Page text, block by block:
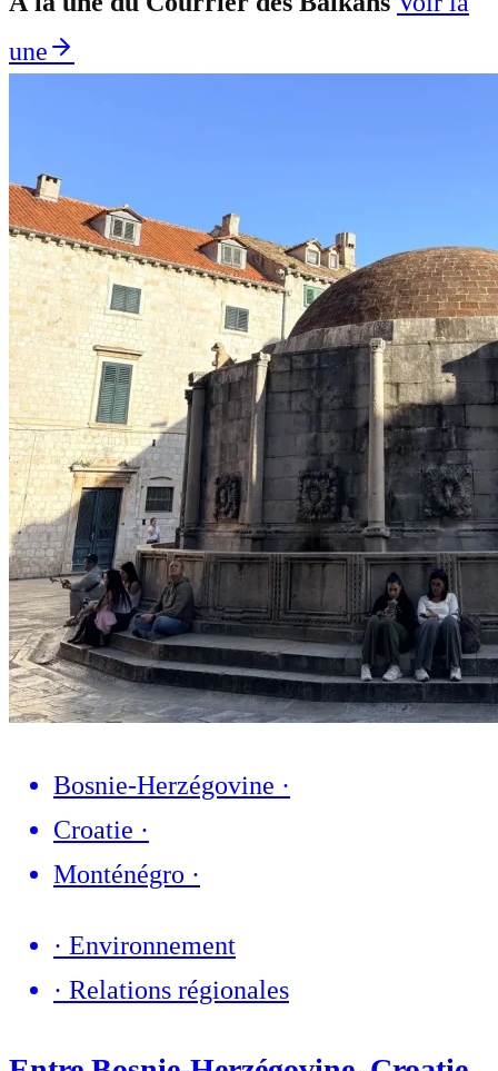
une
Bosnie-Herzégovine ·
Croatie ·
Monténégro ·
· Environnement
· Relations régionales